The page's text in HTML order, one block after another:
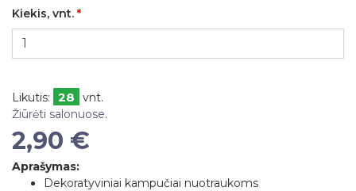
Kiekis, vnt.
Likutis: 28
vnt.
Žiūrėti salonuose.
2,90 €
Aprašymas:
Dekoratyviniai kampučiai nuotraukoms